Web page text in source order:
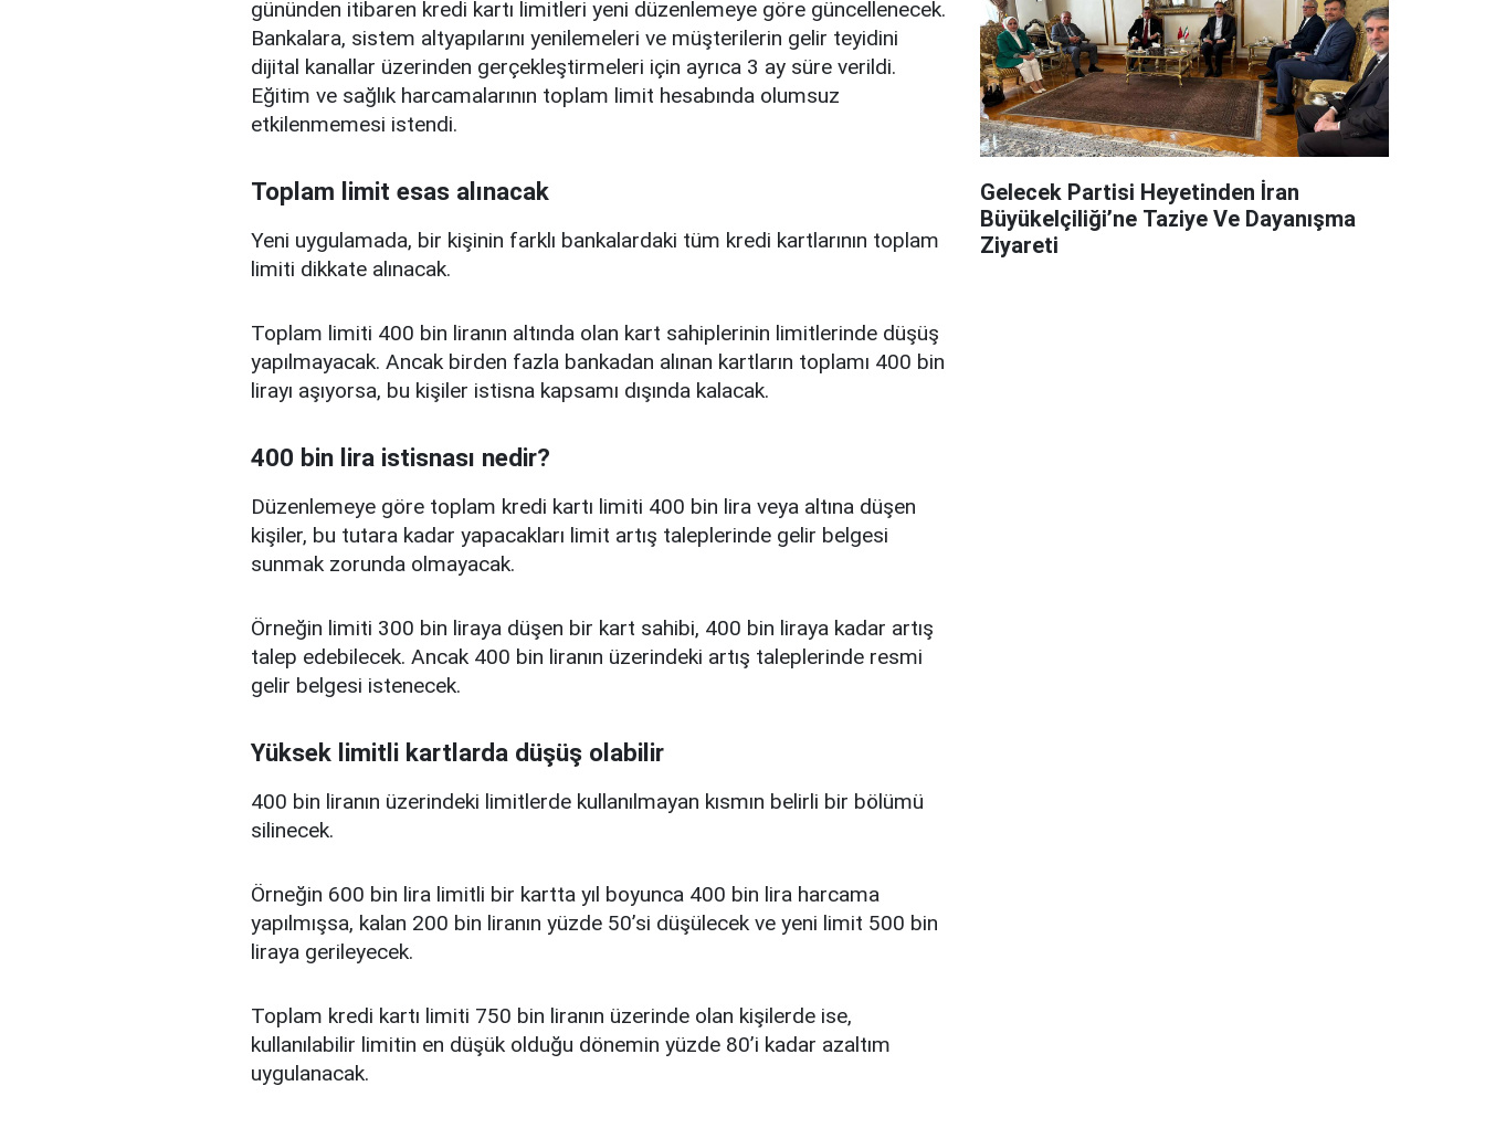
gününden itibaren kredi kartı limitleri yeni düzenlemeye göre güncellenecek.
Bankalara, sistem altyapılarını yenilemeleri ve müşterilerin gelir teyidini
dijital kanallar üzerinden gerçekleştirmeleri için ayrıca 3 ay süre verildi.
Eğitim ve sağlık harcamalarının toplam limit hesabında olumsuz
etkilenmemesi istendi.
Toplam limit esas alınacak
Yeni uygulamada, bir kişinin farklı bankalardaki tüm kredi kartlarının toplam
limiti dikkate alınacak.
Toplam limiti 400 bin liranın altında olan kart sahiplerinin limitlerinde düşüş
yapılmayacak. Ancak birden fazla bankadan alınan kartların toplamı 400 bin
lirayı aşıyorsa, bu kişiler istisna kapsamı dışında kalacak.
400 bin lira istisnası nedir?
Düzenlemeye göre toplam kredi kartı limiti 400 bin lira veya altına düşen
kişiler, bu tutara kadar yapacakları limit artış taleplerinde gelir belgesi
sunmak zorunda olmayacak.
Örneğin limiti 300 bin liraya düşen bir kart sahibi, 400 bin liraya kadar artış
talep edebilecek. Ancak 400 bin liranın üzerindeki artış taleplerinde resmi
gelir belgesi istenecek.
Yüksek limitli kartlarda düşüş olabilir
400 bin liranın üzerindeki limitlerde kullanılmayan kısmın belirli bir bölümü
silinecek.
Örneğin 600 bin lira limitli bir kartta yıl boyunca 400 bin lira harcama
yapılmışsa, kalan 200 bin liranın yüzde 50’si düşülecek ve yeni limit 500 bin
liraya gerileyecek.
Toplam kredi kartı limiti 750 bin liranın üzerinde olan kişilerde ise,
kullanılabilir limitin en düşük olduğu dönemin yüzde 80’i kadar azaltım
uygulanacak.
Gelecek Partisi Heyetinden İran
Büyükelçiliği’ne Taziye Ve Dayanışma
Ziyareti